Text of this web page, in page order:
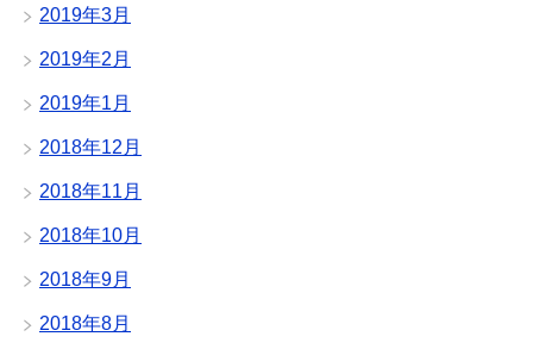
2019年3月
2019年2月
2019年1月
2018年12月
2018年11月
2018年10月
2018年9月
2018年8月